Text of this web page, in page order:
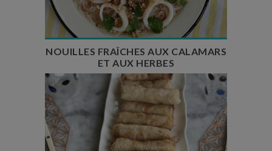
Nombre de couverts : 4
NOUILLES FRAÎCHES AUX CALAMARS
ET AUX HERBES
Temps de préparation : 35 min